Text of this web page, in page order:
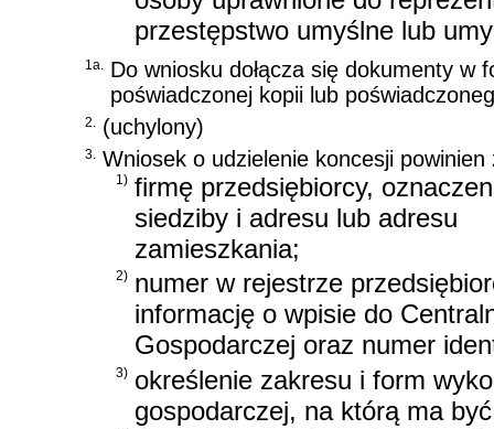
przestępstwo umyślne lub
1a.
Do wniosku dołącza się dokumenty w
poświadczonej kopii lub
2. (uchylony)
3. Wniosek o udzielenie koncesji powinien
1) firmę przedsiębiorcy,
siedziby i adresu lub adresu
zamieszkania;
2) numer w rejestrze
informację o wpisie do
Gospodarczej oraz numer
3) określenie zakresu i form
gospodarczej, na którą ma